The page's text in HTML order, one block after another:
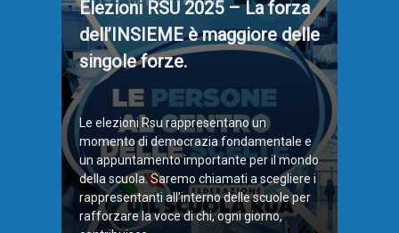
Elezioni RSU 2025 – La forza
dell’INSIEME è maggiore delle
singole forze.
Le elezioni Rsu rappresentano un
momento di democrazia fondamentale e
un appuntamento importante per il mondo
della scuola. Saremo chiamati a scegliere i
rappresentanti all’interno delle scuole per
rafforzare la voce di chi, ogni giorno,